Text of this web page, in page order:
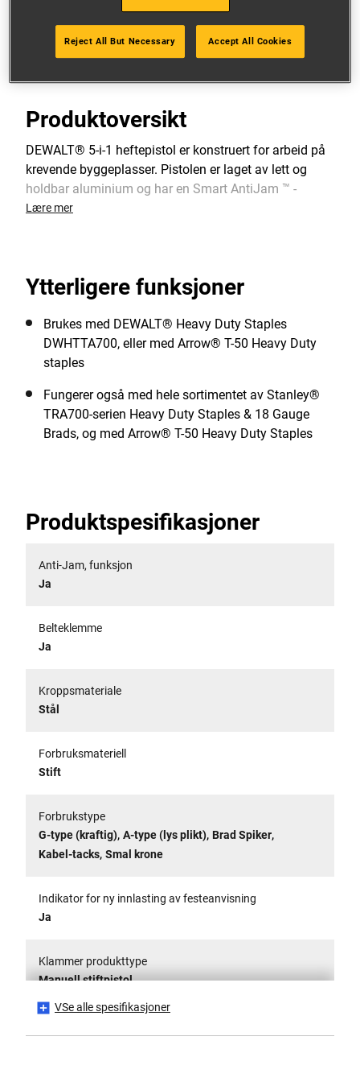
Se flere funksjoner
Produktoversikt
DEWALT® 5-i-1 heftepistol er konstruert for arbeid på
krevende byggeplasser. Pistolen er laget av lett og
holdbar aluminium og har en Smart AntiJam ™ -
mekanisme som sørger for at stiften ikke setter seg
Lære mer
Ytterligere funksjoner
Brukes med DEWALT® Heavy Duty Staples
DWHTTA700, eller med Arrow® T-50 Heavy Duty
staples
Fungerer også med hele sortimentet av Stanley®
TRA700-serien Heavy Duty Staples & 18 Gauge
Brads, og med Arrow® T-50 Heavy Duty Staples
Produktspesifikasjoner
Anti-Jam, funksjon
Ja
Belteklemme
Ja
Kroppsmateriale
Stål
Forbruksmateriell
Stift
Forbrukstype
G-type (kraftig), A-type (lys plikt), Brad Spiker,
Kabel-tacks, Smal krone
Indikator for ny innlasting av festeanvisning
Ja
Klammer produkttype
Manuell stiftpistol
VSe alle spesifikasjoner
Reject All But Necessary Accept All Cookies